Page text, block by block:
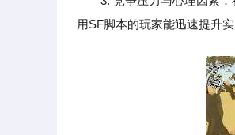
用SF脚本的玩家能迅速提升